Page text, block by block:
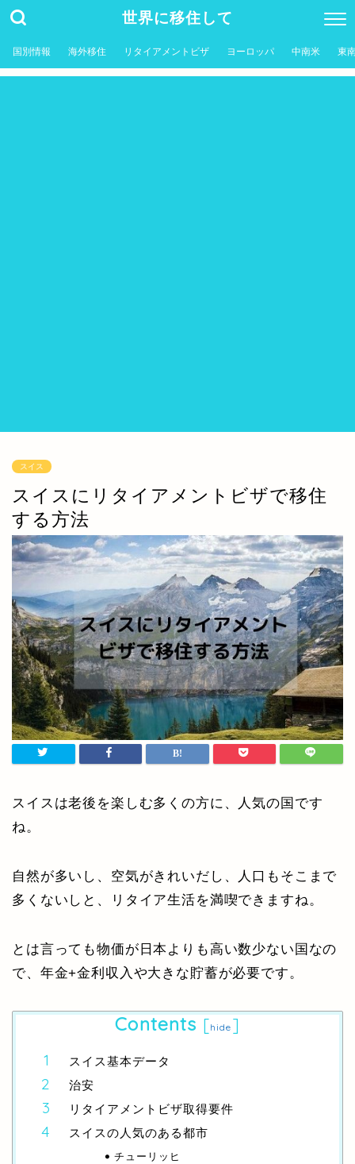
世界に移住して
国別情報 海外移住 リタイアメントビザ ヨーロッパ 中南米 東
スイス
スイスにリタイアメントビザで移住
する方法
スイスは老後を楽しむ多くの方に、人気の国です
ね。
自然が多いし、空気がきれいだし、人口もそこまで
多くないしと、リタイア生活を満喫できますね。
とは言っても物価が日本よりも高い数少ない国なの
で、年金+金利収入や大きな貯蓄が必要です。
Contents [hide ]
スイス基本データ
治安
リタイアメントビザ取得要件
スイスの人気のある都市
チューリッヒ